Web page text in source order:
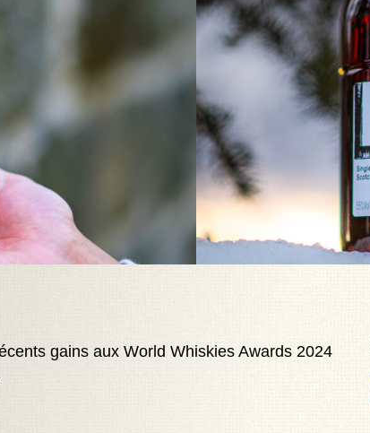
gains aux World Whiskies Awards 2024